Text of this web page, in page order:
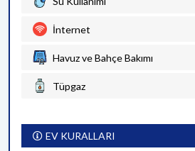
İnternet
Havuz ve Bahçe Bakımı
Tüpgaz
EV KURALLARI